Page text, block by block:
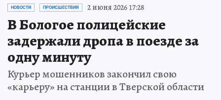
НОВОСТИ ПРОИСШЕСТВИЯ 2 июня 2026 17:28
В Бологое полицейские
задержали дропа в поезде за
одну минуту
Курьер мошенников закончил свою
«карьеру» на станции в Тверской области